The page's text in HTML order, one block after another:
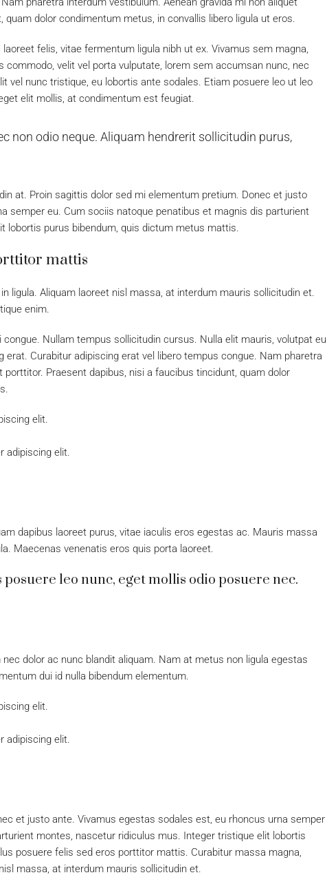
dolor condimentum metus, in convallis libero ligula ut eros.
felis, vitae fermentum ligula nibh ut ex. Vivamus sem magna,
velit vel porta vulputate, lorem sem accumsan nunc, nec
vel nunc tristique, eu lobortis ante sodales. Etiam posuere leo ut leo
elit mollis, at condimentum est feugiat.
non odio neque. Aliquam hendrerit sollicitudin purus,
at. Proin sagittis dolor sed mi elementum pretium. Donec et justo
semper eu. Cum sociis natoque penatibus et magnis dis parturient
lobortis purus bibendum, quis dictum metus mattis.
mattis
ligula. Aliquam laoreet nisl massa, at interdum mauris sollicitudin et.
enim.
Nullam tempus sollicitudin cursus. Nulla elit mauris, volutpat eu
erat. Curabitur adipiscing erat vel libero tempus congue. Nam pharetra
Praesent dapibus, nisi a faucibus tincidunt, quam dolor
elit.
adipiscing elit.
dapibus laoreet purus, vitae iaculis eros egestas ac. Mauris massa
Maecenas venenatis eros quis porta laoreet.
leo nunc, eget mollis odio posuere nec.
dolor ac nunc blandit aliquam. Nam at metus non ligula egestas
dui id nulla bibendum elementum.
elit.
adipiscing elit.
et justo ante. Vivamus egestas sodales est, eu rhoncus urna semper
montes, nascetur ridiculus mus. Integer tristique elit lobortis
posuere felis sed eros porttitor mattis. Curabitur massa magna,
massa, at interdum mauris sollicitudin et.